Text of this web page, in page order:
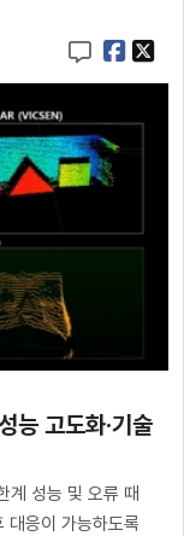
능 고도화·기술
계 성능 및 오류 때
대응이 가능하도록